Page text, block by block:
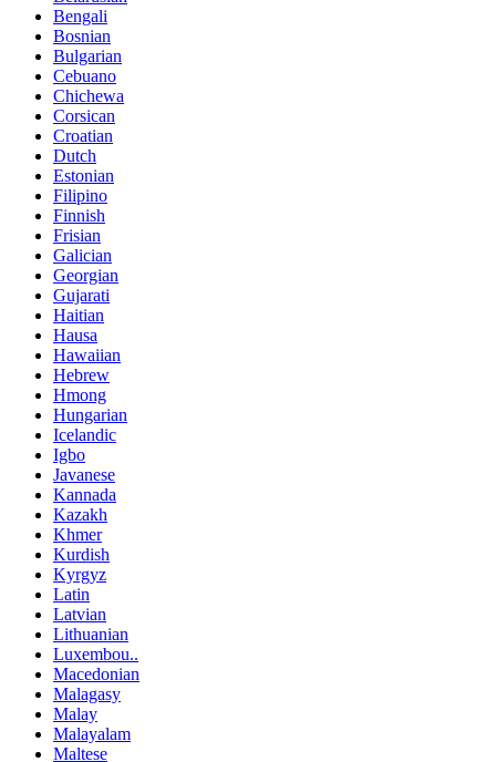
Bengali
Bosnian
Bulgarian
Cebuano
Chichewa
Corsican
Croatian
Dutch
Estonian
Filipino
Finnish
Frisian
Galician
Georgian
Gujarati
Haitian
Hausa
Hawaiian
Hebrew
Hmong
Hungarian
Icelandic
Igbo
Javanese
Kannada
Kazakh
Khmer
Kurdish
Kyrgyz
Latin
Latvian
Lithuanian
Luxembou..
Macedonian
Malagasy
Malay
Malayalam
Maltese